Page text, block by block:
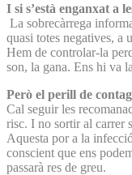
I si s’està enganxat a
La sobrecàrrega
quasi totes negatives, a
Hem de controlar-la
son, la gana. Ens hi va
Però el perill de
Cal seguir les
risc. I no sortir al carrer
Aquesta por a la
conscient que ens
passarà res de greu.